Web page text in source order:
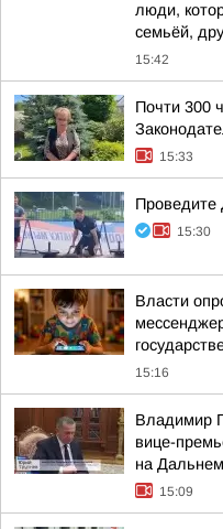
люди,
семьёй,
15:42
Почти 300
15:33
Проведите
15:30
Власти
15:16
Владимир
вице-
на
15:09